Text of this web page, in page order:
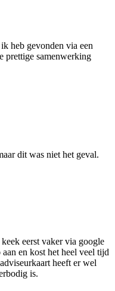
heb gevonden via een
prettige samenwerking
dit was niet het geval.
eerst vaker via google
en kost het heel veel tijd
heeft er wel
is.